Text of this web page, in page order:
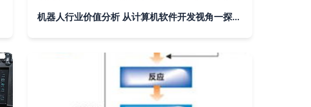
机器人行业价值分析 从计算机软件开发视角一探究竟